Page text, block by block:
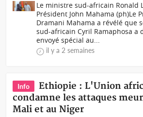
Le ministre sud-africain Ronald
Président John Mahama (ph)Le
Dramani Mahama a révélé que
sud-africain Cyril Ramaphosa a
envoyé spécial au...
il y a 2 semaines
Info
Ethiopie : L'Union
condamne les attaques
Mali et au Niger